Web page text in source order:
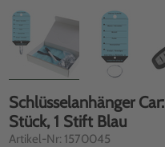
Schlüsselanhänger
Stück, 1 Stift Blau
Artikel-Nr: 1570045